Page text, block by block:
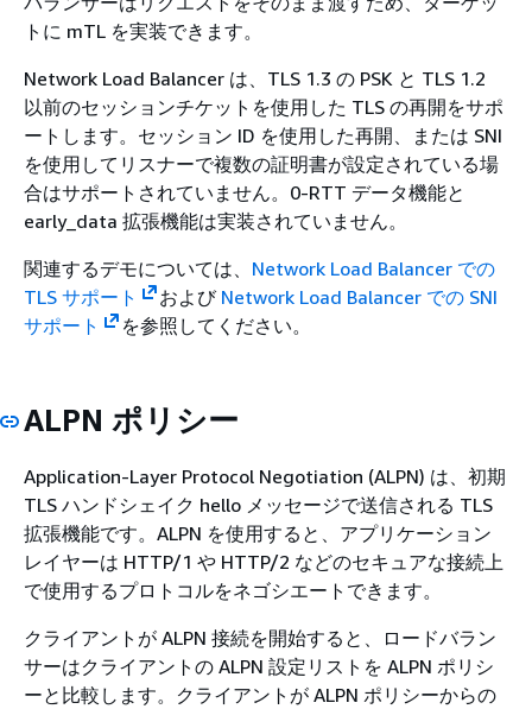
トに mTL を実装できます。
Network Load Balancer は、TLS 1.3 の PSK と TLS 1.2
以前のセッションチケットを使用した TLS の再開をサポ
ートします。セッション ID を使用した再開、または SNI
を使用してリスナーで複数の証明書が設定されている場
合はサポートされていません。0-RTT データ機能と
early_data 拡張機能は実装されていません。
関連するデモについては、 Network Load Balancer での
TLS サポート
および Network Load Balancer での SNI
サポート
を参照してください。
ALPN ポリシー
Application-Layer Protocol Negotiation (ALPN) は、初期
TLS ハンドシェイク hello メッセージで送信される TLS
拡張機能です。ALPN を使用すると、アプリケーション
レイヤーは HTTP/1 や HTTP/2 などのセキュアな接続上
で使用するプロトコルをネゴシエートできます。
クライアントが ALPN 接続を開始すると、ロードバラン
サーはクライアントの ALPN 設定リストを ALPN ポリシ
ーと比較します。クライアントが ALPN ポリシーからの